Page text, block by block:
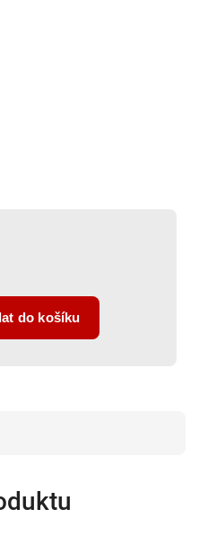
do košíku